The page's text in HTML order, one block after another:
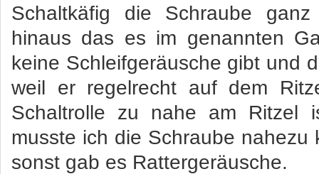
Schaltkäfig die Schraube
hinaus das es im genannten
keine Schleifgeräusche gibt und
weil er regelrecht auf dem
Schaltrolle zu nahe am Ritzel
musste ich die Schraube nahezu
sonst gab es Rattergeräusche.